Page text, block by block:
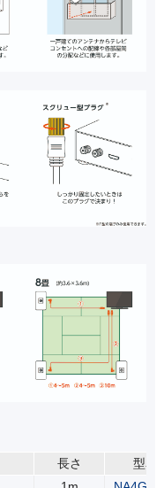
長さ
型名